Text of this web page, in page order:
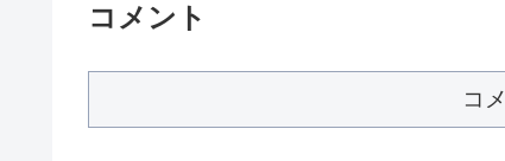
コメント
コ